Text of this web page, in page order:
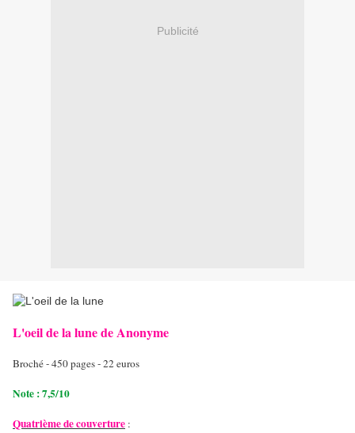
Publicité
L'oeil de la lune de Anonyme
Broché - 450 pages - 22 euros
Note : 7,5/10
Quatrième de couverture :